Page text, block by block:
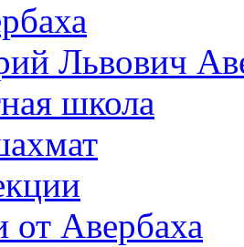
Львович
школа
от Авербаха